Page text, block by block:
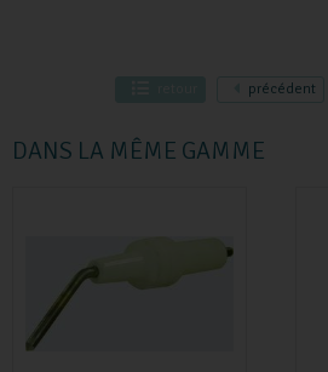
précédent
DANS LA MÊME GAMME